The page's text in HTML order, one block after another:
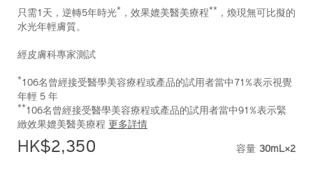
只需1天，逆轉5年時光* ，效果媲美醫美療程**
，煥現無可比擬的
水光年輕膚質。
經皮膚科專家測試
*106名曾經接受醫學美容療程或產品的試用者當中71%表示視覺
年輕 5 年
**106名曾經接受醫學美容療程或產品的試用者當中91%表示緊
緻效果媲美醫美療程 更多詳情
HK$2,350 容量 30mL×2